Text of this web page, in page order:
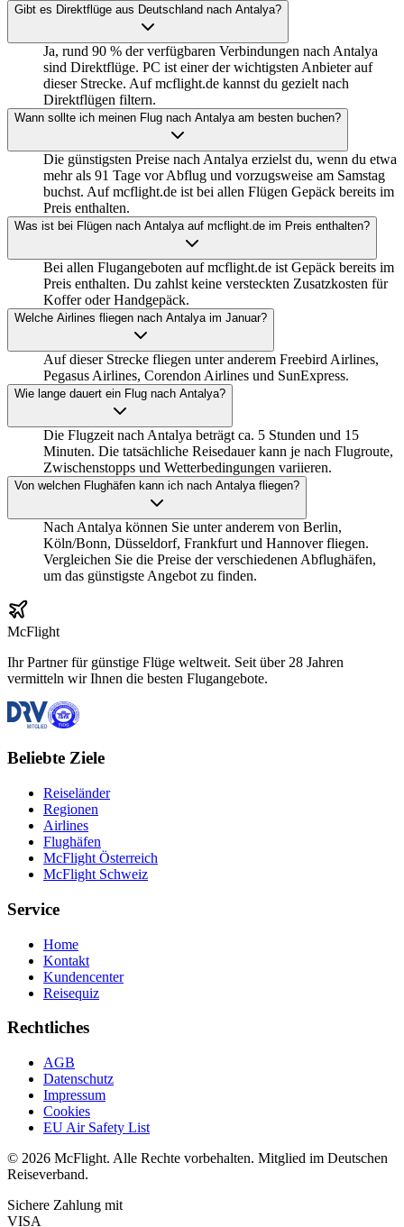
Gibt es Direktflüge aus Deutschland nach Antalya?
Ja, rund 90 % der verfügbaren Verbindungen nach Antalya
sind Direktflüge. PC ist einer der wichtigsten Anbieter auf
dieser Strecke. Auf mcflight.de kannst du gezielt nach
Direktflügen filtern.
Wann sollte ich meinen Flug nach Antalya am besten buchen?
Die günstigsten Preise nach Antalya erzielst du, wenn du etwa
mehr als 91 Tage vor Abflug und vorzugsweise am Samstag
buchst. Auf mcflight.de ist bei allen Flügen Gepäck bereits im
Preis enthalten.
Was ist bei Flügen nach Antalya auf mcflight.de im Preis enthalten?
Bei allen Flugangeboten auf mcflight.de ist Gepäck bereits im
Preis enthalten. Du zahlst keine versteckten Zusatzkosten für
Koffer oder Handgepäck.
Welche Airlines fliegen nach Antalya im Januar?
Auf dieser Strecke fliegen unter anderem Freebird Airlines,
Pegasus Airlines, Corendon Airlines und SunExpress.
Wie lange dauert ein Flug nach Antalya?
Die Flugzeit nach Antalya beträgt ca. 5 Stunden und 15
Minuten. Die tatsächliche Reisedauer kann je nach Flugroute,
Zwischenstopps und Wetterbedingungen variieren.
Von welchen Flughäfen kann ich nach Antalya fliegen?
Nach Antalya können Sie unter anderem von Berlin,
Köln/Bonn, Düsseldorf, Frankfurt und Hannover fliegen.
Vergleichen Sie die Preise der verschiedenen Abflughäfen,
um das günstigste Angebot zu finden.
McFlight
Ihr Partner für günstige Flüge weltweit. Seit über 28 Jahren
vermitteln wir Ihnen die besten Flugangebote.
Beliebte Ziele
Reiseländer
Regionen
Airlines
Flughäfen
McFlight Österreich
McFlight Schweiz
Service
Home
Kontakt
Kundencenter
Reisequiz
Rechtliches
AGB
Datenschutz
Impressum
Cookies
EU Air Safety List
© 2026 McFlight. Alle Rechte vorbehalten. Mitglied im Deutschen
Reiseverband.
Sichere Zahlung mit
VISA